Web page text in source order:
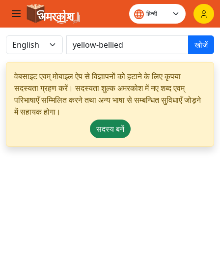
खोजें
वेबसाइट एवम् मोबाइल ऐप से विज्ञापनों को हटाने के लिए कृपया
सदस्यता ग्रहण करें। सदस्यता शुल्क अमरकोश में नए शब्द एवम्
परिभाषाएँ सम्मिलित करने तथा अन्य भाषा से सम्बन्धित सुविधाएँ जोड़ने
में सहायक होगा।
सदस्य बनें